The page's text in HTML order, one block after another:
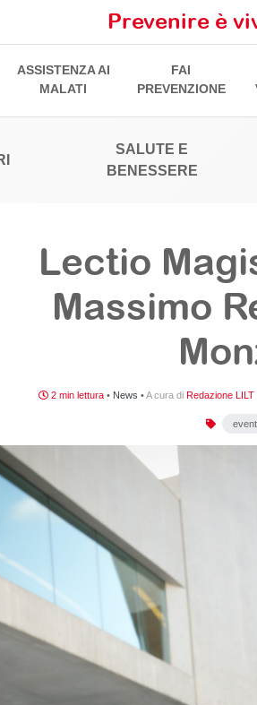
Prevenire è
ASSISTENZA AI
MALATI
FAI
PREVENZIONE
SALUTE E
BENESSERE
Lectio
Massimo
2 min lettura • News • A cura di Redazione LILT